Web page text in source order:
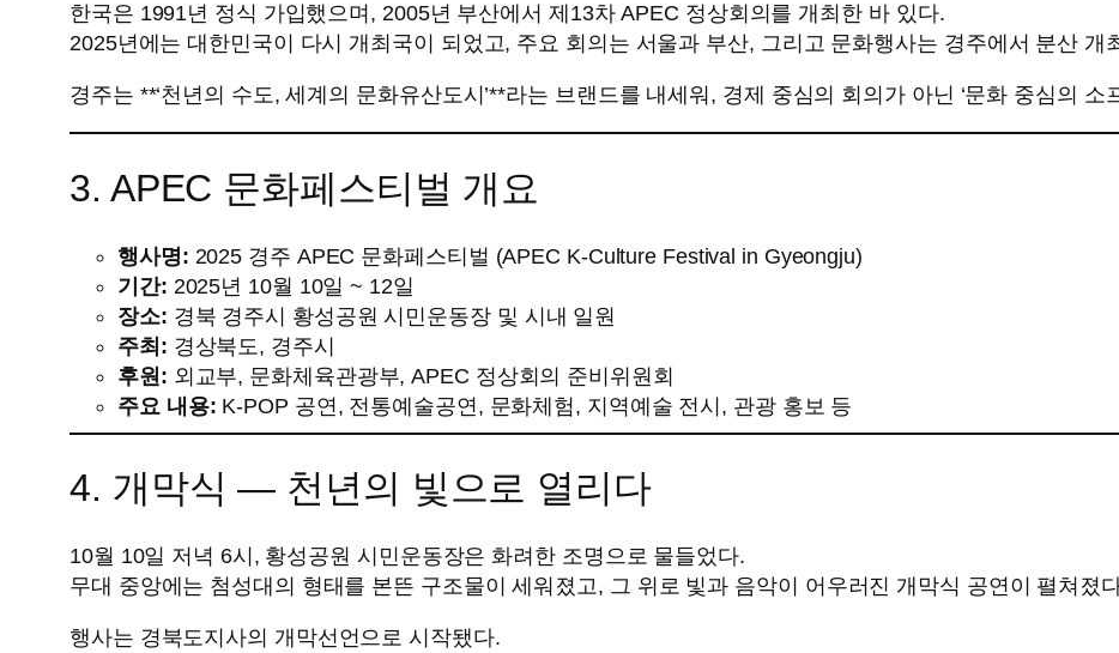
한국은 1991년 정식 가입했으며, 2005년 부산에서 제13차 APEC 정상회의를 개최한 바 있다.
2025년에는 대한민국이 다시 개최국이 되었고, 주요 회의는 서울과 부산, 그리고 문화행사는 경주에서 분산 개
경주는 **‘천년의 수도, 세계의 문화유산도시’**라는 브랜드를 내세워, 경제 중심의 회의가 아닌 ‘문화 중심의 소
3. APEC 문화페스티벌 개요
행사명: 2025 경주 APEC 문화페스티벌 (APEC K-Culture Festival in Gyeongju)
기간: 2025년 10월 10일 ~ 12일
장소: 경북 경주시 황성공원 시민운동장 및 시내 일원
주최: 경상북도, 경주시
후원: 외교부, 문화체육관광부, APEC 정상회의 준비위원회
주요 내용: K-POP 공연, 전통예술공연, 문화체험, 지역예술 전시, 관광 홍보 등
4. 개막식 ― 천년의 빛으로 열리다
10월 10일 저녁 6시, 황성공원 시민운동장은 화려한 조명으로 물들었다.
무대 중앙에는 첨성대의 형태를 본뜬 구조물이 세워졌고, 그 위로 빛과 음악이 어우러진 개막식 공연이 펼쳐졌
행사는 경북도지사의 개막선언으로 시작됐다.